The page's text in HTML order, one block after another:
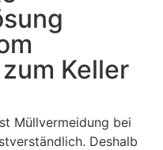
Keller
Müllvermeidung bei
Deshalb